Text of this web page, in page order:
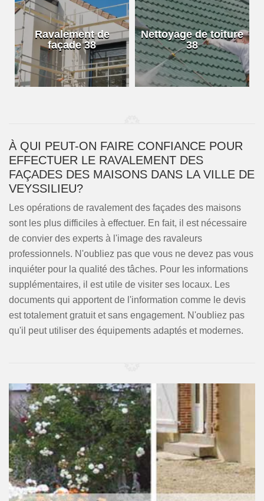
Ravalement de
façade 38
Nettoyage de toiture
38
À QUI PEUT-ON FAIRE CONFIANCE POUR
EFFECTUER LE RAVALEMENT DES
FAÇADES DES MAISONS DANS LA VILLE DE
VEYSSILIEU?
Les opérations de ravalement des façades des maisons
sont les plus difficiles à effectuer. En fait, il est nécessaire
de convier des experts à l'image des ravaleurs
professionnels. N'oubliez pas que vous ne devez pas vous
inquiéter pour la qualité des tâches. Pour les informations
supplémentaires, il est utile de visiter ses locaux. Les
documents qui apportent de l'information comme le devis
est totalement gratuit et sans engagement. N'oubliez pas
qu'il peut utiliser des équipements adaptés et modernes.